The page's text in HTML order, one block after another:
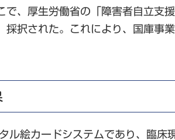
で、厚生労働省の「障害者自立
択された。これにより、国庫事
ル絵カードシステムであり、臨床